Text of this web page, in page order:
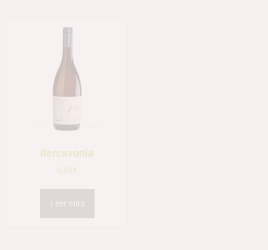
Ilercavonia
9,95€
Leer más